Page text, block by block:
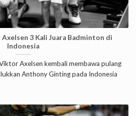
3 Kali Juara Badminton di
Indonesia
Axelsen kembali membawa pulang
Anthony Ginting pada Indonesia